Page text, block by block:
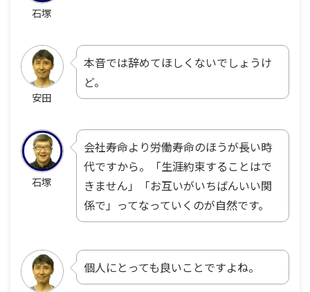
石塚
安田
本音では辞めてほしくないでしょうけ
ど。
石塚
会社寿命より労働寿命のほうが長い時
代ですから。「生涯約束することはで
きません」「お互いがいちばんいい関
係で」ってなっていくのが自然です。
個人にとっても良いことですよね。